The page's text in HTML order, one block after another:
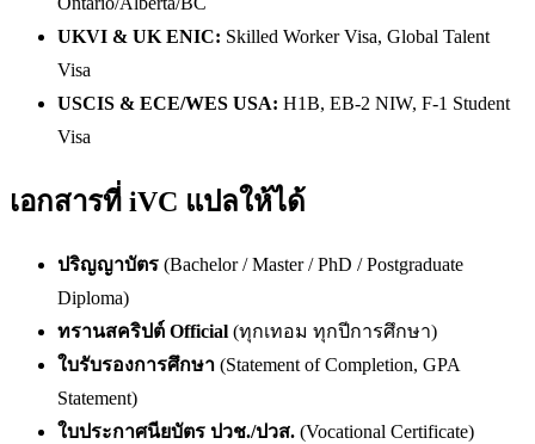
UKVI & UK ENIC: Skilled Worker Visa, Global Talent
Visa
USCIS & ECE/WES USA: H1B, EB-2 NIW, F-1 Student
Visa
เอกสารที่ iVC แปลให้ได้
ปริญญาบัตร (Bachelor / Master / PhD / Postgraduate
Diploma)
ทรานสคริปต์ Official (ทุกเทอม ทุกปีการศึกษา)
ใบรับรองการศึกษา (Statement of Completion, GPA
Statement)
ใบประกาศนียบัตร ปวช./ปวส. (Vocational Certificate)